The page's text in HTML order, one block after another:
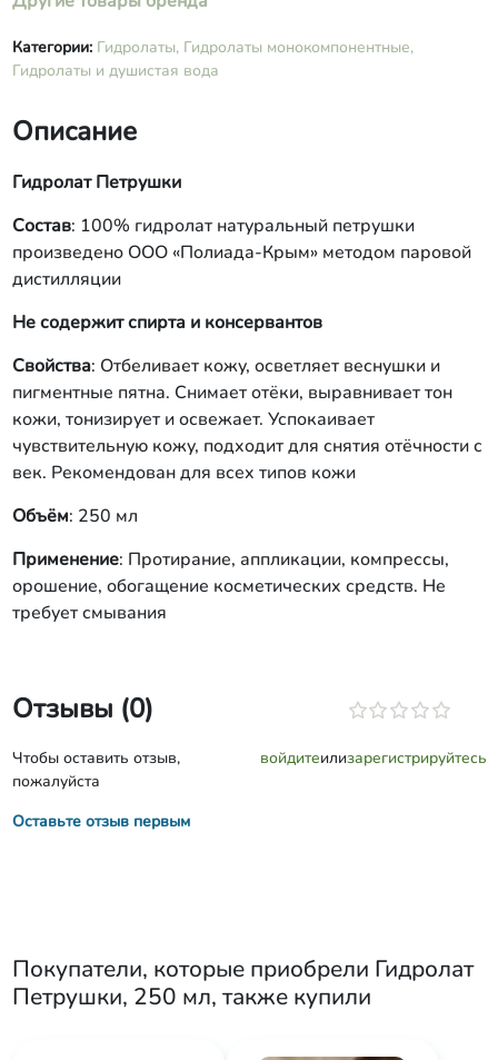
Категории: Гидролаты, Гидролаты монокомпонентные,
Гидролаты и душистая вода
Описание
Гидролат Петрушки
Состав: 100% гидролат натуральный петрушки
произведено ООО «Полиада-Крым» методом паровой
дистилляции
Не содержит спирта и консервантов
Свойства: Отбеливает кожу, осветляет веснушки и
пигментные пятна. Снимает отёки, выравнивает тон
кожи, тонизирует и освежает. Успокаивает
чувствительную кожу, подходит для снятия отёчности с
век. Рекомендован для всех типов кожи
Объём: 250 мл
Применение: Протирание, аппликации, компрессы,
орошение, обогащение косметических средств. Не
требует смывания
Отзывы (0)
Чтобы оставить отзыв,
пожалуйста
войдитеилизарегистрируйтесь
Оставьте отзыв первым
Покупатели, которые приобрели Гидролат
Петрушки, 250 мл, также купили